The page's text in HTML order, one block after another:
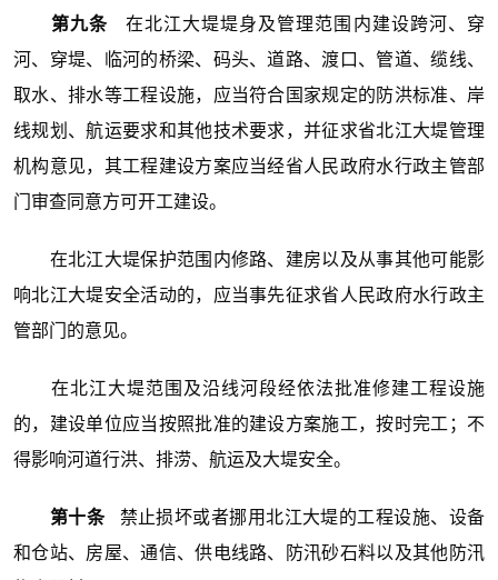
第九条 在北江大堤堤身及管理范围内建设跨河、穿
河、穿堤、临河的桥梁、码头、道路、渡口、管道、缆线、
取水、排水等工程设施，应当符合国家规定的防洪标准、岸
线规划、航运要求和其他技术要求，并征求省北江大堤管理
机构意见，其工程建设方案应当经省人民政府水行政主管部
门审查同意方可开工建设。
在北江大堤保护范围内修路、建房以及从事其他可能影
响北江大堤安全活动的，应当事先征求省人民政府水行政主
管部门的意见。
在北江大堤范围及沿线河段经依法批准修建工程设施
的，建设单位应当按照批准的建设方案施工，按时完工；不
得影响河道行洪、排涝、航运及大堤安全。
第十条 禁止损坏或者挪用北江大堤的工程设施、设备
和仓站、房屋、通信、供电线路、防汛砂石料以及其他防汛